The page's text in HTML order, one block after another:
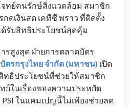
ทย์คนรักษ์สิ่งแวดล้อม สมาชิก
ดเงินสด เคทีซี พราว ที่ติดตั้ง
ด้รับสิทธิประโยชน์สุดคุ้ม
สูงสุด ฝ่ายการตลาดบัตร
ตรกรุงไทย จำกัด (มหาชน) เปิด
สิทธิประโยชน์ที่ช่วยให้สมาชิก
ในเรื่องของความประหยัด
ในแคมเปญนี้ไม่เพียงช่วยลด